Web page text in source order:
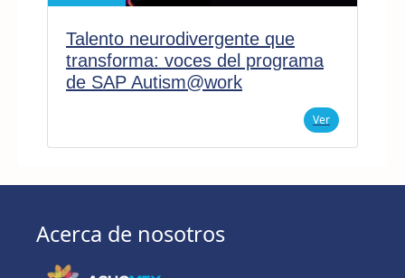
Talento neurodivergente que
transforma: voces del programa
de SAP Autism@work
Ver
Acerca de nosotros